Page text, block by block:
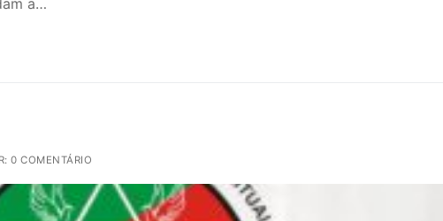
0 COMENTÁRIO